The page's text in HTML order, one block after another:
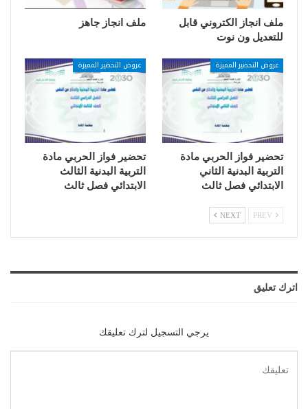
ملف انجاز الكتروني قابل
للتعديل ون نوت
ملف انجاز جاهز
عروض التحضير المميزة
تحضير فواز الحربي مادة
التربية البدنية الثاني
الابتدائي فصل ثالث
عروض التحضير المميزة
تحضير فواز الحربي مادة
التربية البدنية الثالث
الابتدائي فصل ثالث
NEXT
اترك تعليق
يرجي التسجيل لترك تعليقك